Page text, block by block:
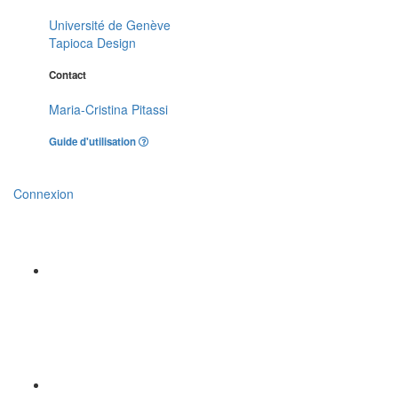
Université de Genève
Tapioca Design
Contact
Maria-Cristina Pitassi
Guide d'utilisation
Connexion